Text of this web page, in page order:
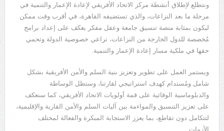
ونتطلع لإطلاق أنشطة مركز الاتحاد الأفريقي لإعادة الإعمار والتنمية في
مرحلة ما بعد النزاعات، والذي تستضيفه القاهرة، في أقرب وقت ممكن
ليكون بمثابة منصة تنسيق جامعة وعقل مفكر يعكف على إعداد برامج
مُخصصة للدول الخارجة من النزاعات، تراعي خصوصية الدولة وتحمي
حقها في ملكية مسار إعادة الإعمار والتنمية.
ويستمر العمل على تطوير وتعزيز بنية السلم والأمن الأفريقية بشكل
شامل ومُستدام كهدف استراتيجي لقارتنا، وستظل الوساطة
والدبلوماسية الوقائية على قمة أولويات الاتحاد الأفريقي، كما سنعكف
على تعزيز التنسيق والمواءمة بين آليات السلم والأمن القارية والإقليمية،
لتتكامل دون تقاطع، بما يعزز الاستجابة المبكرة والفعالة لمختلف
الأزمات.